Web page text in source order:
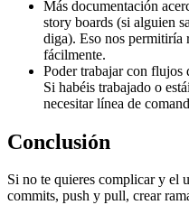
Más documentación
story boards (si alguien
diga). Eso nos permitiría
fácilmente.
Poder trabajar con flujos
Si habéis trabajado o
necesitar línea de
Conclusión
Si no te quieres complicar y el
commits, push y pull, crear